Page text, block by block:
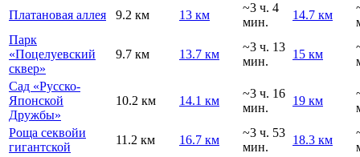
Платановая аллея 9.2 км 13 км
~3 ч. 4
мин.
14.7 км
Парк
«Поцелуевский
сквер»
9.7 км 13.7 км
~3 ч. 13
мин.
15 км
Сад «Русско-
Японской
Дружбы»
10.2 км 14.1 км
~3 ч. 16
мин.
19 км
Роща секвойи
гигантской
11.2 км 16.7 км
~3 ч. 53
мин.
18.3 км